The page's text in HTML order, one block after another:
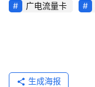
广电流量卡
生成海报